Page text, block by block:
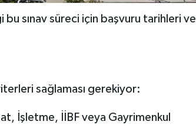
sınav süreci için başvuru tarihleri ve
sağlaması gerekiyor:
İşletme, İİBF veya Gayrimenkul